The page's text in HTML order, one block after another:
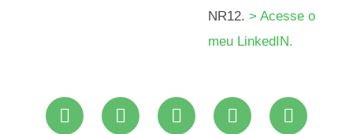
NR12. > Acesse o
meu LinkedIN.